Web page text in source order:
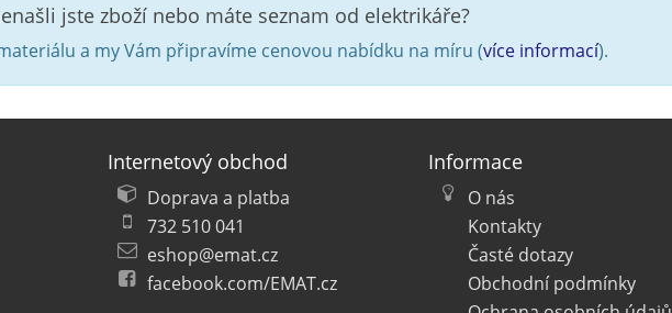
jste zboží nebo máte seznam od elektrikáře?
a my Vám připravíme cenovou nabídku na míru (více informací).
Internetový obchod
Doprava a platba
732 510 041
eshop@emat.cz
facebook.com/EMAT.cz
Informace
O nás
Kontakty
Časté dotazy
Obchodní podmínky